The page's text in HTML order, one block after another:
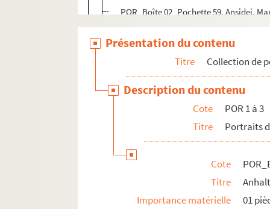
POR_Boîte 02_Pochette 59. Ansidei,
POR_Boîte 02_Pochette 60. Anson,
POR_Boîte 02_Pochette 61. Anthiome
POR_Boîte 02_Pochette 62. Antin,
POR_Boîte 02_Pochette 63. Antoine
POR_Boîte 02_Pochette 64. Antoine
POR_Boîte 02_Pochette 65. Antoine,
POR_Boîte 02_Pochette 66. Antonello
POR_Boîte 02_Pochette 67. Anville,
POR_Boîte 02_Pochette 68. Appel,
POR_Boîte 03_Pochette 01. Aquaviva,
Présentation du contenu
Titre Collection de
Description du contenu
Cote
POR 1 à 3
Titre
Portraits
Cote
Titre
Importance matérielle
01